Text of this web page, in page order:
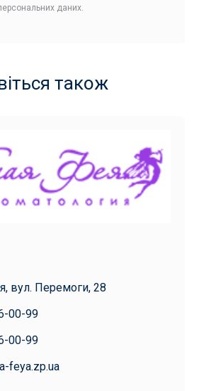
даних.
також
вул. Перемоги, 28
00-99
00-99
feya.zp.ua